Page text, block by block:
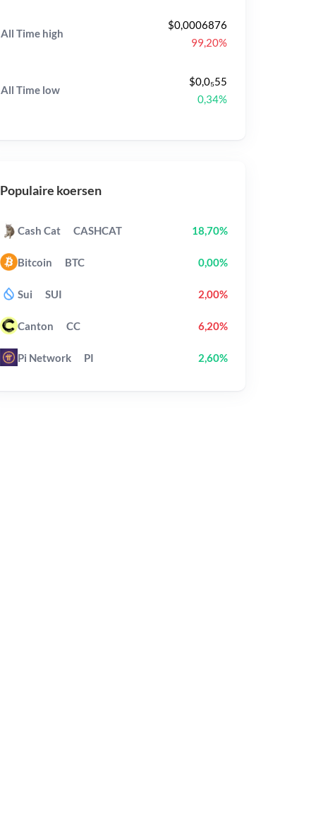
All Time high
$0,0006876
99,20%
All Time low
$0,0₅55
0,34%
Populaire koersen
Cash Cat CASHCAT 18,70%
Bitcoin BTC 0,00%
Sui SUI 2,00%
Canton CC 6,20%
Pi Network PI 2,60%